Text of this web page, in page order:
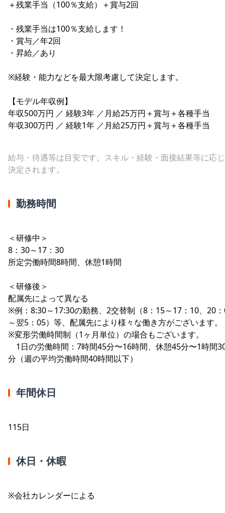
＋残業手当（100％支給）＋賞与2回
・残業手当は100％支給します！
・賞与／年2回
・昇給／あり
※経験・能力などを最大限考慮して決定します。
【モデル年収例】
年収500万円 ／ 経験3年 ／月給25万円＋賞与＋各種手当
年収300万円 ／ 経験1年 ／月給25万円＋賞与＋各種手当
給与・待遇等は目安です。スキル・経験・面接結果等に応
決定されます。
勤務時間
＜研修中＞
8：30～17：30
所定労働時間8時間、休憩1時間
＜研修後＞
配属先によって異なる
※例：8:30～17:30の勤務、2交替制（8：15～17：10、20
～翌5：05）等、配属先により様々な働き方がございます。
※変形労働時間制（1ヶ月単位）の場合もございます。
1日の労働時間：7時間45分〜16時間、休憩45分〜1時間
分（週の平均労働時間40時間以下）
年間休日
115日
休日・休暇
※会社カレンダーによる